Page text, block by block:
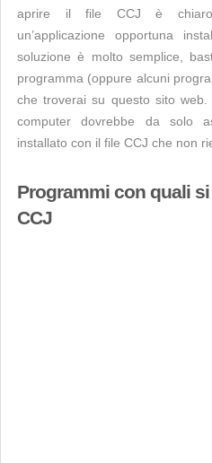
aprire il file CCJ è
un’applicazione opportuna
soluzione è molto semplice,
programma (oppure alcuni
che troverai su questo sito web.
computer dovrebbe da solo
installato con il file CCJ che non
Programmi con quali
CCJ